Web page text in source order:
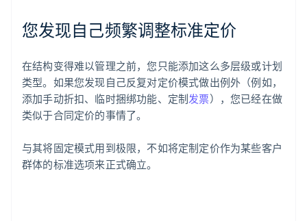
您发现自己频繁调整标准定价
在结构变得难以管理之前，您只能添加这么多层级或计划
类型。如果您发现自己反复对定价模式做出例外（例如，
添加手动折扣、临时捆绑功能、定制发票），您已经在做
类似于合同定价的事情了。
与其将固定模式用到极限，不如将定制定价作为某些客户
群体的标准选项来正式确立。